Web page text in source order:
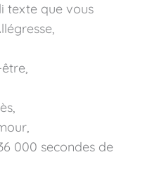
texte que vous
000 secondes de